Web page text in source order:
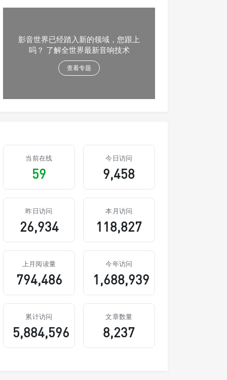
影音世界已经踏入新的领域，您跟上
吗？ 了解全世界最新音响技术
查看专题
当前在线
59
今日访问
9,458
昨日访问
26,934
本月访问
118,827
上月阅读量
794,486
今年访问
1,688,939
累计访问
5,884,596
文章数量
8,237